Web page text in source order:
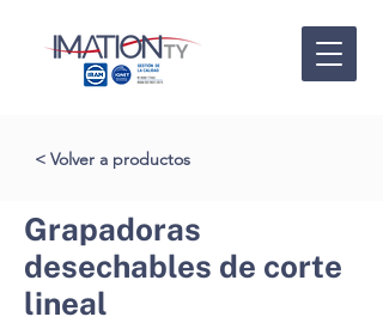
< Volver a productos
Grapadoras
desechables de corte
lineal